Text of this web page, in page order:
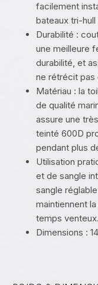
facilement
bateaux tri-
Durabilité :
une meilleure
durabilité, et
ne rétrécit pas
Matériau : la
de qualité
assure une
teinté 600D
pendant plus
Utilisation
et de sangle
sangle
maintiennent
temps venteux.
Dimensions :